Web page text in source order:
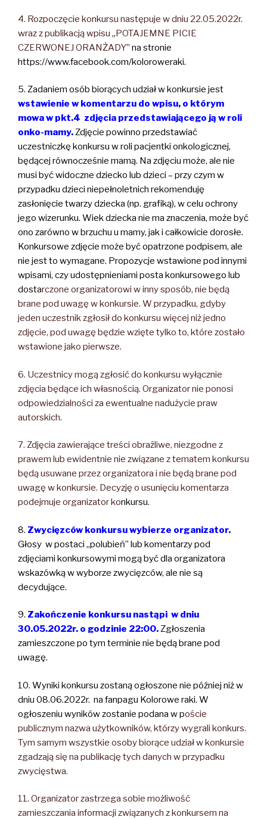
4. Rozpoczęcie konkursu następuje w dniu 22.05.2022r.
wraz z publikacją wpisu „POTAJEMNE PICIE
CZERWONEJ ORANŻADY” na stronie
https://www.facebook.com/koloroweraki.
5. Zadaniem osób biorących udział w konkursie jest
wstawienie w komentarzu do wpisu, o którym
mowa w pkt.4 zdjęcia przedstawiającego ją w roli
onko-mamy.Zdjęcie powinno przedstawiać
uczestniczkę konkursu w roli pacjentki onkologicznej,
będącej równocześnie mamą. Na zdjęciu może, ale nie
musi być widoczne dziecko lub dzieci – przy czym w
przypadku dzieci niepełnoletnich rekomenduję
zasłonięcie twarzy dziecka (np. grafiką), w celu ochrony
jego wizerunku. Wiek dziecka nie ma znaczenia, może być
ono zarówno w brzuchu u mamy, jak i całkowicie dorosłe.
Konkursowe zdjęcie może być opatrzone podpisem, ale
nie jest to wymagane. Propozycje wstawione pod innymi
wpisami, czy udostępnieniami posta konkursowego lub
dostarczone organizatorowi w inny sposób, nie będą
brane pod uwagę w konkursie. W przypadku, gdyby
jeden uczestnik zgłosił do konkursu więcej niż jedno
zdjęcie, pod uwagę będzie wzięte tylko to, które zostało
wstawione jako pierwsze.
6. Uczestnicy mogą zgłosić do konkursu wyłącznie
zdjęcia będące ich własnością. Organizator nie ponosi
odpowiedzialności za ewentualne nadużycie praw
autorskich.
7. Zdjęcia zawierające treści obraźliwe, niezgodne z
prawem lub ewidentnie nie związane z tematem konkursu
będą usuwane przez organizatora i nie będą brane pod
uwagę w konkursie. Decyzję o usunięciu komentarza
podejmuje organizator konkursu.
8. Zwycięzców konkursu wybierze organizator.
Głosy w postaci „polubień” lub komentarzy pod
zdjęciami konkursowymi mogą być dla organizatora
wskazówką w wyborze zwycięzców, ale nie są
decydujące.
9. Zakończenie konkursu nastąpi w dniu
30.05.2022r. o godzinie 22:00.Zgłoszenia
zamieszczone po tym terminie nie będą brane pod
uwagę.
10. Wyniki konkursu zostaną ogłoszone nie później niż w
dniu 08.06.2022r. na fanpagu Kolorowe raki. W
ogłoszeniu wyników zostanie podana w poście
publicznym nazwa użytkowników, którzy wygrali konkurs.
Tym samym wszystkie osoby biorące udział w konkursie
zgadzają się na publikację tych danych w przypadku
zwycięstwa.
11. Organizator zastrzega sobie możliwość
zamieszczania informacji związanych z konkursem na